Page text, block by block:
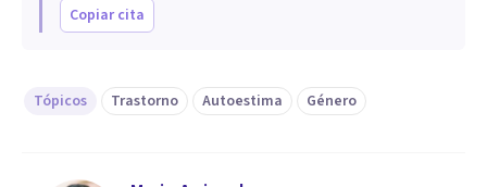
Copiar cita
Tópicos Trastorno Autoestima Género